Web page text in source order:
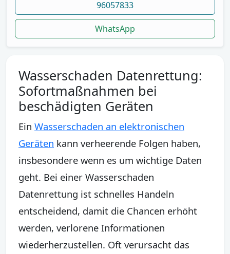
96057833
WhatsApp
Wasserschaden Datenrettung:
Sofortmaßnahmen bei
beschädigten Geräten
Ein Wasserschaden an elektronischen
Geräten kann verheerende Folgen haben,
insbesondere wenn es um wichtige Daten
geht. Bei einer Wasserschaden
Datenrettung ist schnelles Handeln
entscheidend, damit die Chancen erhöht
werden, verlorene Informationen
wiederherzustellen. Oft verursacht das